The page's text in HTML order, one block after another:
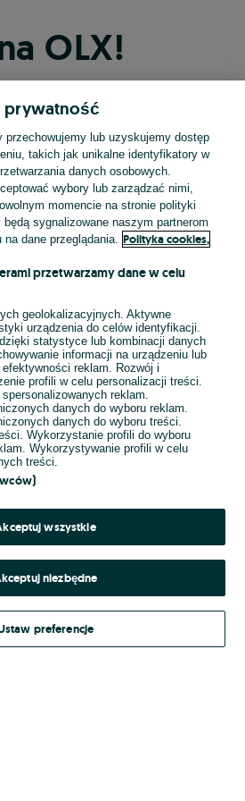
OLX!
przez Facebooka
przez konto Apple
przez konto Google
LUB
jednego z dostawców wskazanych powyżej,
OLX.pl w jego aktualnym brzmieniu.
prywatność
przechowujemy lub uzyskujemy dostęp
takich jak unikalne identyfikatory w
danych osobowych.
wybory lub zarządzać nimi,
momencie na stronie polityki
sygnalizowane naszym partnerom
na dane przeglądania.
Polityka cookies,
przetwarzamy dane w celu
geolokalizacyjnych. Aktywne
urządzenia do celów identyfikacji.
statystyce lub kombinacji danych
informacji na urządzeniu lub
reklam. Rozwój i
profili w celu personalizacji treści.
reklam.
danych do wyboru reklam.
danych do wyboru treści.
Wykorzystanie profili do wyboru
Wykorzystywanie profili w celu
treści.
wszystkie
niezbędne
preferencje